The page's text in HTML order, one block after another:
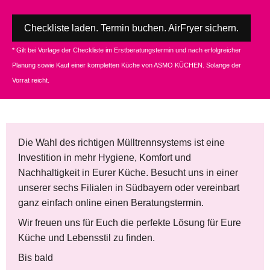
Checkliste laden. Termin buchen. AirFryer sichern.
* Gilt bei Vorlage der Checkliste im Erstberatungstermin und nach erfolgreicher
Planung sowie Kauf einer kompletten Küche von ASMO KÜCHEN. Solange der
Vorrat reicht.
Die Wahl des richtigen Mülltrennsystems ist eine
Investition in mehr Hygiene, Komfort und
Nachhaltigkeit in Eurer Küche. Besucht uns in einer
unserer sechs Filialen in Südbayern oder vereinbart
ganz einfach online einen Beratungstermin.
Wir freuen uns für Euch die perfekte Lösung für Eure
Küche und Lebensstil zu finden.
Bis bald